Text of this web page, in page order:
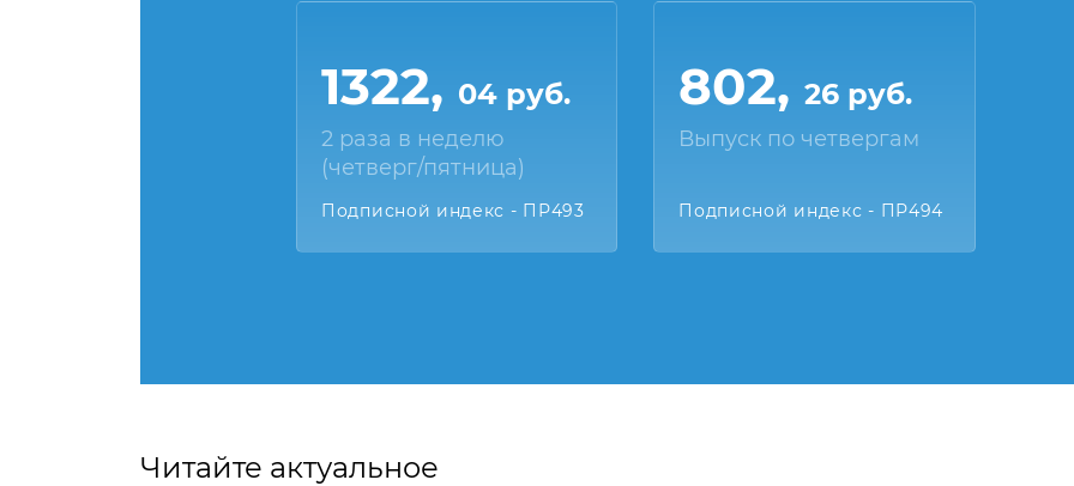
1322, 04 руб.
2 раза в неделю
(четверг/пятница)
Подписной индекс - ПР493
802,26 руб.
Выпуск по четвергам
Подписной индекс - ПР494
Читайте актуальное